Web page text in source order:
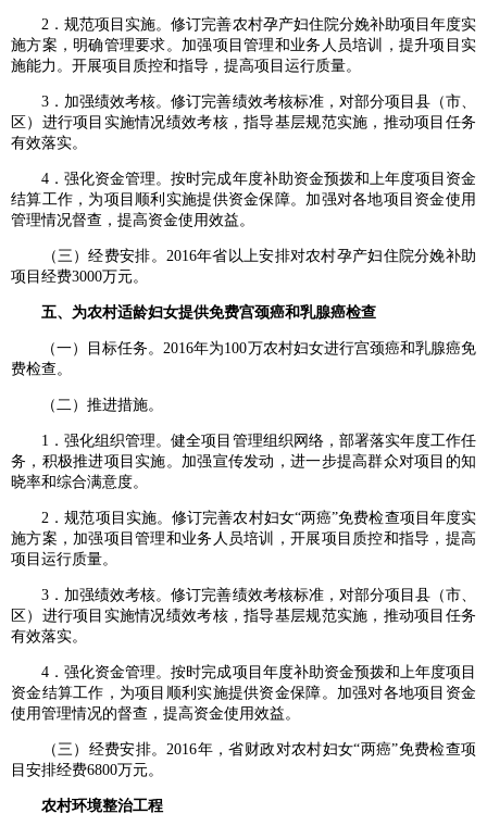
2．规范项目实施。修订完善农村孕产妇住院分娩补助项目年度实
施方案，明确管理要求。加强项目管理和业务人员培训，提升项目实
施能力。开展项目质控和指导，提高项目运行质量。
3．加强绩效考核。修订完善绩效考核标准，对部分项目县（市、
区）进行项目实施情况绩效考核，指导基层规范实施，推动项目任务
有效落实。
4．强化资金管理。按时完成年度补助资金预拨和上年度项目资金
结算工作，为项目顺利实施提供资金保障。加强对各地项目资金使用
管理情况督查，提高资金使用效益。
（三）经费安排。2016年省以上安排对农村孕产妇住院分娩补助
项目经费3000万元。
五、为农村适龄妇女提供免费宫颈癌和乳腺癌检查
（一）目标任务。2016年为100万农村妇女进行宫颈癌和乳腺癌免
费检查。
（二）推进措施。
1．强化组织管理。健全项目管理组织网络，部署落实年度工作任
务，积极推进项目实施。加强宣传发动，进一步提高群众对项目的知
晓率和综合满意度。
2．规范项目实施。修订完善农村妇女“两癌”免费检查项目年度实
施方案，加强项目管理和业务人员培训，开展项目质控和指导，提高
项目运行质量。
3．加强绩效考核。修订完善绩效考核标准，对部分项目县（市、
区）进行项目实施情况绩效考核，指导基层规范实施，推动项目任务
有效落实。
4．强化资金管理。按时完成项目年度补助资金预拨和上年度项目
资金结算工作，为项目顺利实施提供资金保障。加强对各地项目资金
使用管理情况的督查，提高资金使用效益。
（三）经费安排。2016年，省财政对农村妇女“两癌”免费检查项
目安排经费6800万元。
农村环境整治工程